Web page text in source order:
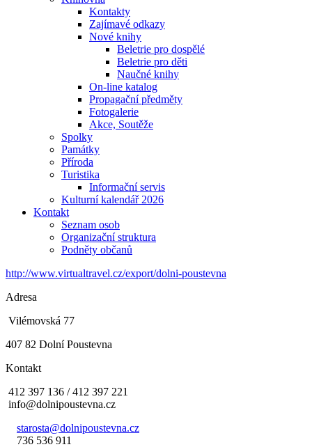
Kontakty
Zajímavé odkazy
Nové knihy
Beletrie pro dospělé
Beletrie pro děti
Naučné knihy
On-line katalog
Propagační předměty
Fotogalerie
Akce, Soutěže
Spolky
Památky
Příroda
Turistika
Informační servis
Kulturní kalendář 2026
Kontakt
Seznam osob
Organizační struktura
Podněty občanů
http://www.virtualtravel.cz/export/dolni-poustevna
Adresa
Vilémovská 77
407 82 Dolní Poustevna
Kontakt
412 397 136 / 412 397 221
info@dolnipoustevna.cz
starosta@dolnipoustevna.cz
736 536 911